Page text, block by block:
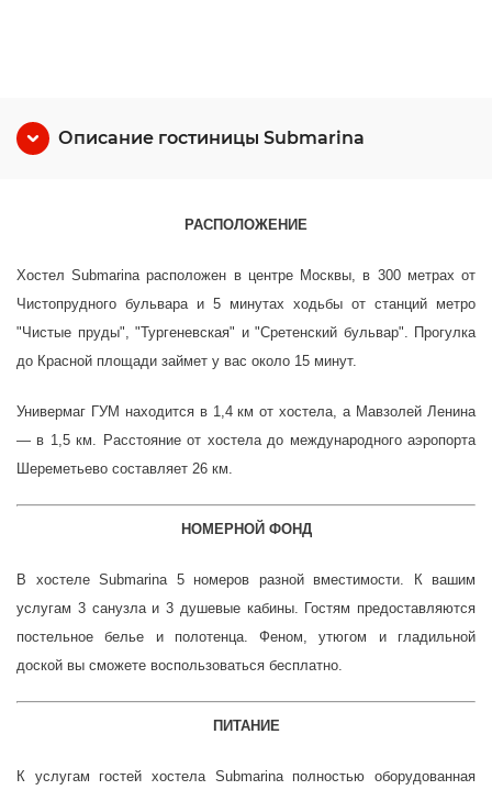
Описание гостиницы Submarina
РАСПОЛОЖЕНИЕ
ХостелSubmarinaрасположен в центре Москвы, в 300 метрах от
Чистопрудного бульвара и 5 минутах ходьбы от станций метро
"Чистые пруды", "Тургеневская" и "Сретенский бульвар". Прогулка
до Красной площади займет у вас около 15 минут.
Универмаг ГУМ находится в 1,4 км от хостела, а Мавзолей Ленина
— в 1,5 км. Расстояние от хостела до международного аэропорта
Шереметьево составляет 26 км.
НОМЕРНОЙ ФОНД
В хостеле Submarina 5 номеров разной вместимости. К вашим
услугам 3 санузла и 3 душевые кабины. Гостям предоставляются
постельное белье и полотенца. Феном, утюгом и гладильной
доской вы сможете воспользоваться бесплатно.
ПИТАНИЕ
К услугам гостей хостела Submarina полностью оборудованная